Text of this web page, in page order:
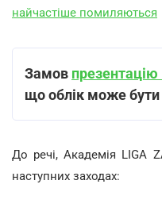
найчастіше помиляються
Замов презентацію
що облік може
До речі, Академія LIGA
наступних заходах: